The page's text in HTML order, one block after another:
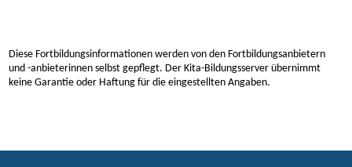
Diese Fortbildungsinformationen werden von den Fortbildungsanbietern
und -anbieterinnen selbst gepflegt. Der Kita-Bildungsserver übernimmt
keine Garantie oder Haftung für die eingestellten Angaben.